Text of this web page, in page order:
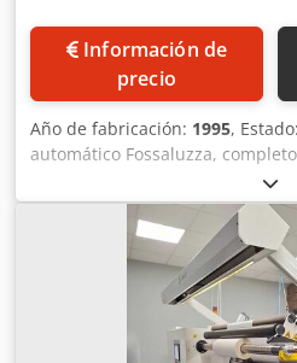
Información de
precio
Año de fabricación: 1995, Estado:
automático Fossaluzza,
rodillos de carga. Mesa de
vacío y cintas transportadoras.
de bajo volumen con
Credpfxezd Dyme Aaxof
Braker Tenace, año 2011. Mesa
Braker Martin. Paletizadora
con apiladora de hojas y